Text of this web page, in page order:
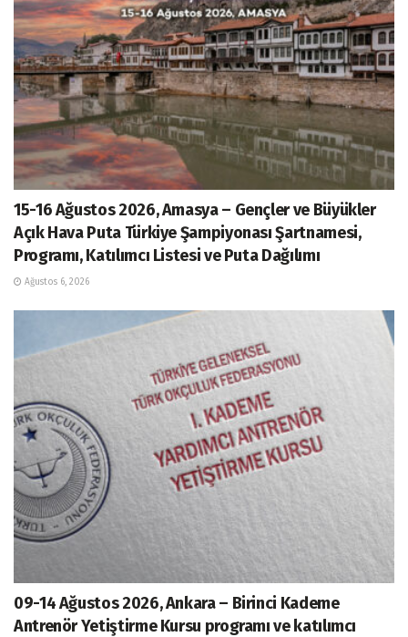
15-16 Ağustos 2026, Amasya – Gençler ve Büyükler
Açık Hava Puta Türkiye Şampiyonası Şartnamesi,
Programı, Katılımcı Listesi ve Puta Dağılımı
Ağustos 6, 2026
09-14 Ağustos 2026, Ankara – Birinci Kademe
Antrenör Yetiştirme Kursu programı ve katılımcı